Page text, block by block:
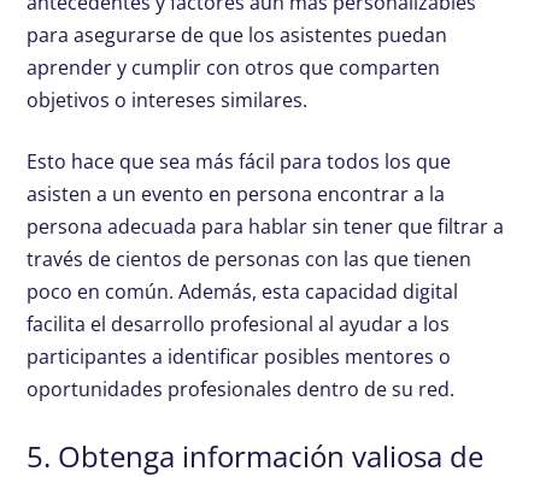
para asegurarse de que los asistentes puedan
aprender y cumplir con otros que comparten
objetivos o intereses similares.
Esto hace que sea más fácil para todos los que
asisten a un evento en persona encontrar a la
persona adecuada para hablar sin tener que filtrar a
través de cientos de personas con las que tienen
poco en común. Además, esta capacidad digital
facilita el desarrollo profesional al ayudar a los
participantes a identificar posibles mentores o
oportunidades profesionales dentro de su red.
5. Obtenga información valiosa de